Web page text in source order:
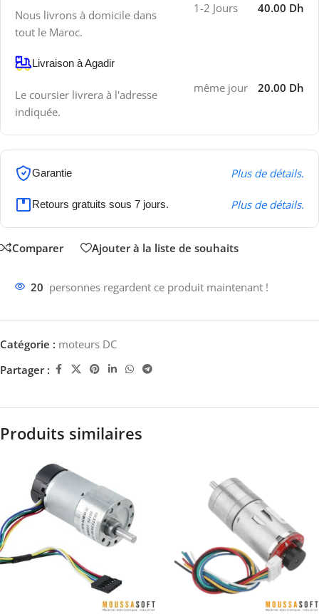
Nous livrons à domicile dans
tout le Maroc.
1-2 Jours 40.00 Dh
Livraison à Agadir
Le coursier livrera à l'adresse
indiquée.
même jour 20.00 Dh
Garantie Plus de détails.
Retours gratuits sous 7 jours. Plus de détails.
Comparer Ajouter à la liste de souhaits
20 personnes regardent ce produit maintenant !
Catégorie : moteurs DC
Partager :
Produits similaires